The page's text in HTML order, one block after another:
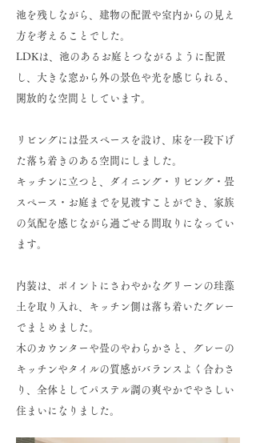
池を残しながら、建物の配置や室内からの見え
方を考えることでした。
LDKは、池のあるお庭とつながるように配置
し、大きな窓から外の景色や光を感じられる、
開放的な空間としています。
リビングには畳スペースを設け、床を一段下げ
た落ち着きのある空間にしました。
キッチンに立つと、ダイニング・リビング・畳
スペース・お庭までを見渡すことができ、家族
の気配を感じながら過ごせる間取りになってい
ます。
内装は、ポイントにさわやかなグリーンの珪藻
土を取り入れ、キッチン側は落ち着いたグレー
でまとめました。
木のカウンターや畳のやわらかさと、グレーの
キッチンやタイルの質感がバランスよく合わさ
り、全体としてパステル調の爽やかでやさしい
住まいになりました。